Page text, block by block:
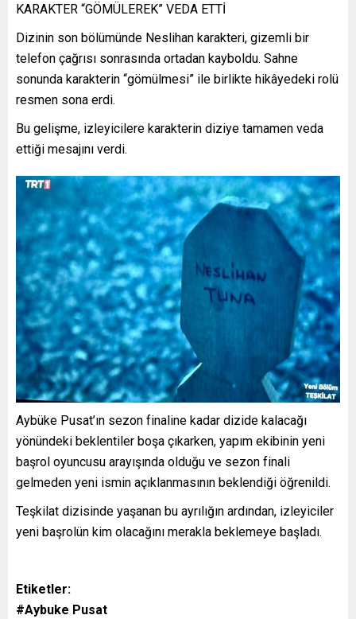
KARAKTER “GÖMÜLEREK” VEDA ETTİ
Dizinin son bölümünde Neslihan karakteri, gizemli bir
telefon çağrısı sonrasında ortadan kayboldu. Sahne
sonunda karakterin “gömülmesi” ile birlikte hikâyedeki rolü
resmen sona erdi.
Bu gelişme, izleyicilere karakterin diziye tamamen veda
ettiği mesajını verdi.
Aybüke Pusat’ın sezon finaline kadar dizide kalacağı
yönündeki beklentiler boşa çıkarken, yapım ekibinin yeni
başrol oyuncusu arayışında olduğu ve sezon finali
gelmeden yeni ismin açıklanmasının beklendiği öğrenildi.
Teşkilat dizisinde yaşanan bu ayrılığın ardından, izleyiciler
yeni başrolün kim olacağını merakla beklemeye başladı.
Etiketler:
#Aybuke Pusat